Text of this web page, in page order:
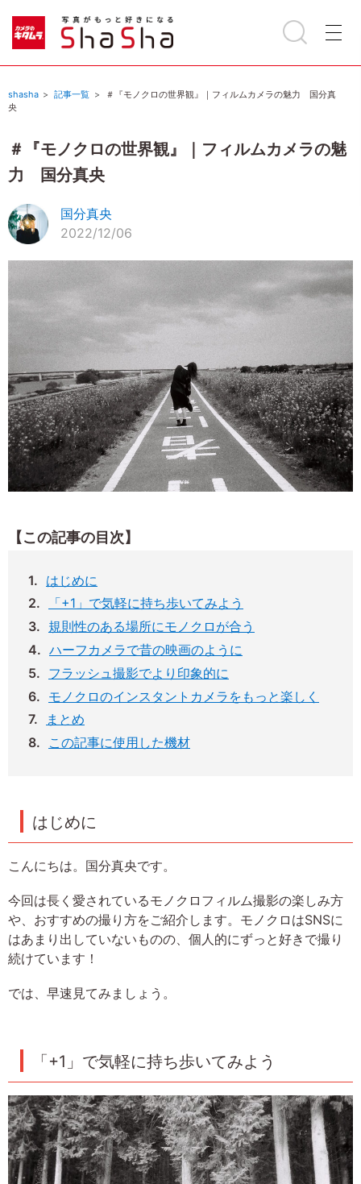
shasha 記事一覧
＃『モノクロの世界観』｜フィルムカメラの魅力 国分真
央
＃『モノクロの世界観』｜フィルムカメラの魅
力 国分真央
国分真央
2022/12/06
【この記事の目次】
はじめに
「+1」で気軽に持ち歩いてみよう
規則性のある場所にモノクロが合う
ハーフカメラで昔の映画のように
フラッシュ撮影でより印象的に
モノクロのインスタントカメラをもっと楽しく
まとめ
この記事に使用した機材
はじめに
こんにちは。国分真央です。
今回は長く愛されているモノクロフィルム撮影の楽しみ方
や、おすすめの撮り方をご紹介します。モノクロはSNSに
はあまり出していないものの、個人的にずっと好きで撮り
続けています！
では、早速見てみましょう。
「+1」で気軽に持ち歩いてみよう